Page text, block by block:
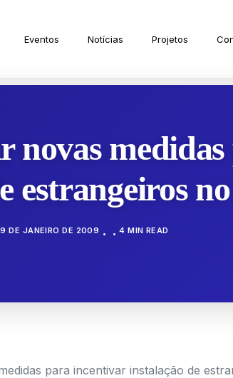
Eventos Notícias Projetos
novas
estrangeiros
9 DE JANEIRO DE 2009 4 MIN READ
para incentivar instalação de